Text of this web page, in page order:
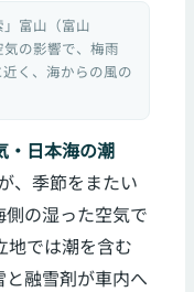
富山（富山
の影響で、梅雨
く、海からの風の
・日本海の潮
、季節をまたい
側の湿った空気で
地では潮を含む
と融雪剤が車内へ